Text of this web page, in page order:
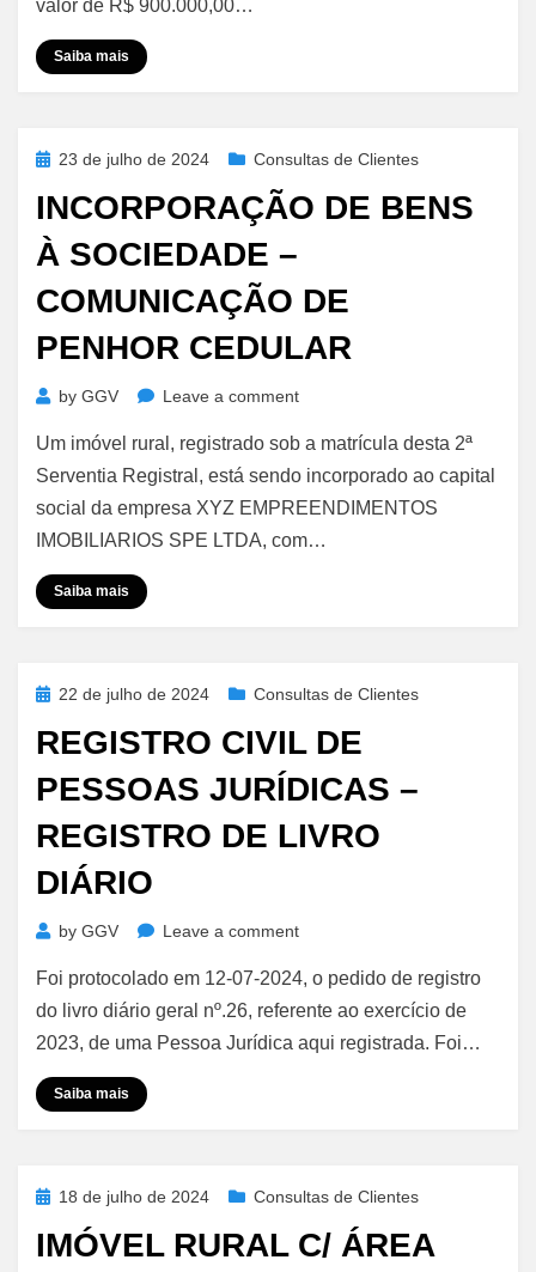
valor de R$ 900.000,00…
Saiba mais
Posted23 de julho de 2024 Consultas de Clientes
INCORPORAÇÃO DE BENS
À SOCIEDADE –
COMUNICAÇÃO DE
PENHOR CEDULAR
by GGV Leave a commenton
de
Bens
à
–
Um imóvel rural, registrado sob a matrícula desta 2ª
Serventia Registral, está sendo incorporado ao capital
social da empresa XYZ EMPREENDIMENTOS
IMOBILIARIOS SPE LTDA, com…
Saiba mais
Posted22 de julho de 2024 Consultas de Clientes
REGISTRO CIVIL DE
PESSOAS JURÍDICAS –
REGISTRO DE LIVRO
DIÁRIO
by GGV Leave a commenton
Civil
de
Pessoas
Diário
Foi protocolado em 12-07-2024, o pedido de registro
do livro diário geral nº.26, referente ao exercício de
2023, de uma Pessoa Jurídica aqui registrada. Foi…
Saiba mais
Posted18 de julho de 2024 Consultas de Clientes
IMÓVEL RURAL C/ ÁREA